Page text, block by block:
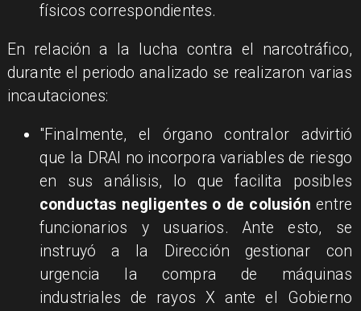
físicos correspondientes.
En relación a la lucha contra el narcotráfico,
durante el periodo analizado se realizaron varias
incautaciones:
"Finalmente, el órgano contralor advirtió
que la DRAI no incorpora variables de riesgo
en sus análisis, lo que facilita posibles
conductas negligentes o de colusión entre
funcionarios y usuarios. Ante esto, se
instruyó a la Dirección gestionar con
urgencia la compra de máquinas
industriales de rayos X ante el Gobierno